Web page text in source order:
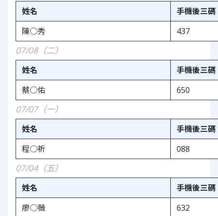
姓名
手機後三碼
陳○秀
437
07/08（二）
姓名
手機後三碼
蔡○佑
650
07/07（一）
姓名
手機後三碼
程○祈
088
07/04（五）
姓名
手機後三碼
廖○薇
632